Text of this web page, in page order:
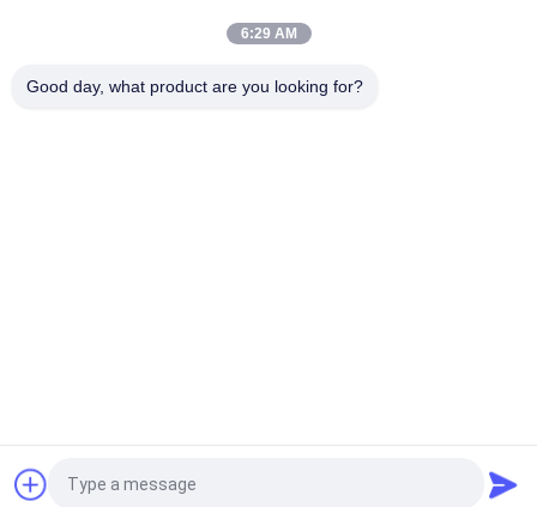
Macchina per prove di fatica a trazione per tester di durata di
espansione per cuffie, auricolari e archetto IEC 60068 IEC
Richiedi un preventivo
6:29 AM
Good day, what product are you looking for?